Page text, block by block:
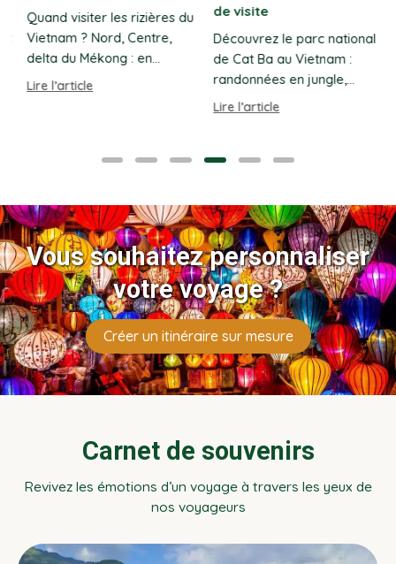
Quand visiter les rizières du
Vietnam ? Nord, Centre,
delta du Mékong : en
voyage circuit, découvrez
Lire l’article
de visite
Découvrez le parc national
de Cat Ba au Vietnam :
randonnées en jungle,
grottes spectaculaires,
Lire l’article
Vous souhaitez personnaliser
votre voyage ?
Créer un itinéraire sur mesure
Carnet de souvenirs
Revivez les émotions d’un voyage à travers les yeux de
nos voyageurs